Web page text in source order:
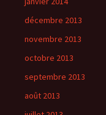
décembre 2013
novembre 2013
octobre 2013
septembre 2013
août 2013